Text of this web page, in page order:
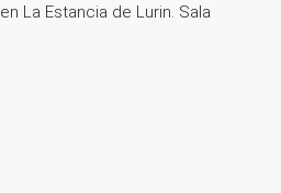
La Estancia de Lurin. Sala